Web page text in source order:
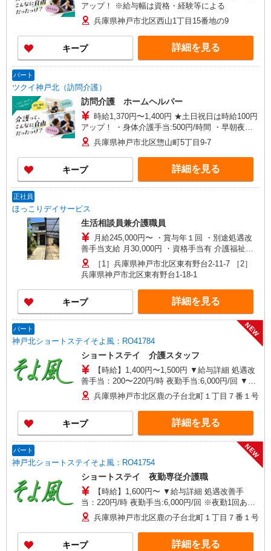
アップ！ ※給与幅は資格・経験等による
兵庫県神戸市北区西山1丁目15番地の9
キープ 詳細を見る
パート
ツクイ神戸北（訪問介護）
訪問介護 ホームヘルパー
時給1,370円〜1,400円 ★土日祝日は時給100円
アップ！ ・身体介護手当:500円/時間 ・早朝夜間
深夜手当:300円/時間 （18:00〜翌07:59の時間
帯） ・ICT手当:2,000円/月 ・深夜割増は別途支給
・ケア→ケアの移動時間も賃金（時給）を支給 ・
特定事業所加算手当:60円/時間含む ※給与幅は資
格・経験等による
兵庫県神戸市北区惣山町5丁目9-7
キープ 詳細を見る
正社員
ほっこりデイサービス
生活相談員兼介護職員
月給245,000円〜 ・賞与年１回 ・別途処遇改
善手当支給 月30,000円 ・資格手当有 介護福祉士
月15,000円
［1］兵庫県神戸市北区東有野台2-11-7 ［2］
兵庫県神戸市北区東有野台1-18-1
キープ 詳細を見る
パート
神戸北ショートステイそよ風：RO41784
NEW
ショートステイ 介護スタッフ
【時給】1,400円〜1,500円 ▼給与詳細 処遇改
善手当：200〜220円/時 夜勤手当:6,000円/回 ▼下
記別途支給 通勤手当 年末年始手当：380円/時 寸
志あり：年2回（6月・12月） ※業績による ※処
遇改善手当は試用期間中(3ヶ月)は支給なし
兵庫県神戸市北区鹿の子台北町１丁目７番１号
キープ 詳細を見る
パート
神戸北ショートステイそよ風：RO41754
NEW
ショートステイ 夜勤専従介護職
【時給】1,600円〜 ▼給与詳細 処遇改善手
当：220円/時 夜勤手当:6,000円/回 ※夜勤1回あた
り30,000円（処遇改善手当含） ▼下記別途支給 通
勤手当 年末年始手当：380円/時 ※12/300時〜
1/324時 寸志あり：年2回（6月・12月） ※業績に
よる ※処遇改善手当は試用期間中(3ヶ月)は支給な
兵庫県神戸市北区鹿の子台北町１丁目７番１号
キープ 詳細を見る